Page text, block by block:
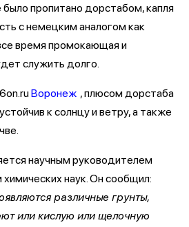
пропитано дорстабом, капля
с немецким аналогом как
время промокающая и
служить долго.
Воронеж , плюсом дорстаба
к солнцу и ветру, а также
научным руководителем
наук. Он сообщил:
различные грунты,
или кислую или щелочную